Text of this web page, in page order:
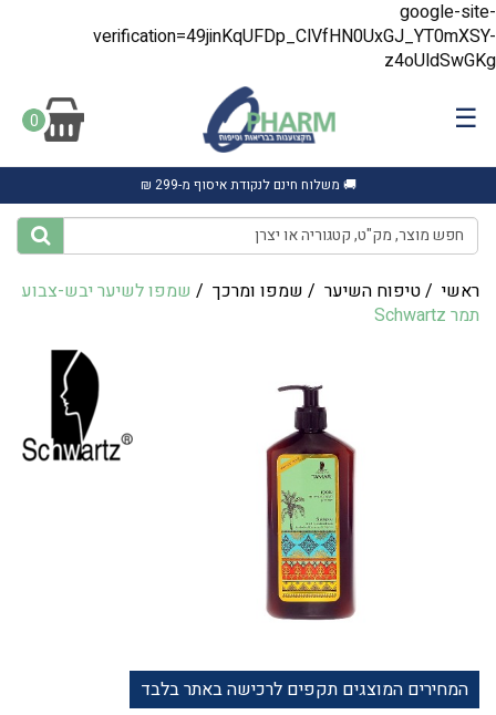
google-site-
verification=49jinKqUFDp_ClVfHN0UxGJ_YT0mXSY-
z4oUldSwGKg
☰
0
🚚 משלוח חינם לנקודת איסוף מ-299 ₪
ראשי /טיפוח השיער / שמפו ומרכך / שמפו לשיער יבש-צבוע
תמר Schwartz
המחירים המוצגים תקפים לרכישה באתר בלבד